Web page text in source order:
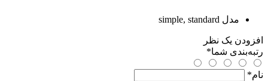
مدل simple, standard
افزودن یک نظر
رتبه‌بندی شما*
نام*